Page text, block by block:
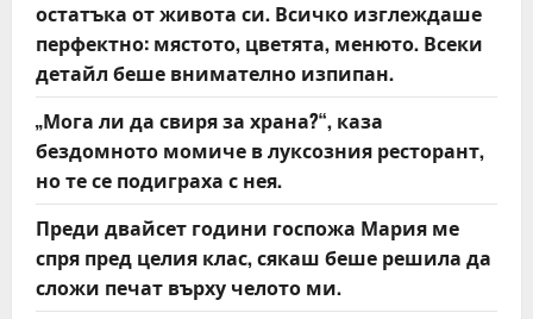
o
n
остатъка от живота си. Всичко изглеждаше
перфектно: мястото, цветята, менюто. Всеки
детайл беше внимателно изпипан.
„Мога ли да свиря за храна?“, каза
бездомното момиче в луксозния ресторант,
но те се подиграха с нея.
Преди двайсет години госпожа Мария ме
спря пред целия клас, сякаш беше решила да
сложи печат върху челото ми.